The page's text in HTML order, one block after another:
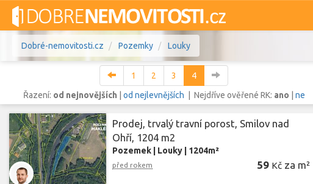
Dobré-nemovitosti.cz Pozemky Louky
Vše Byty Domy Pozemky Komerční
Lokalita Lokalita
1 2 3
4
Řazení: od nejnovějších od nejlevnějších | Nejdříve ověřené RK: ano ne
Prodej, trvalý travní porost, Smilov nad
Ohří, 1204 m2
Pozemek Louky 1204m²
před rokem 59 Kč za m²